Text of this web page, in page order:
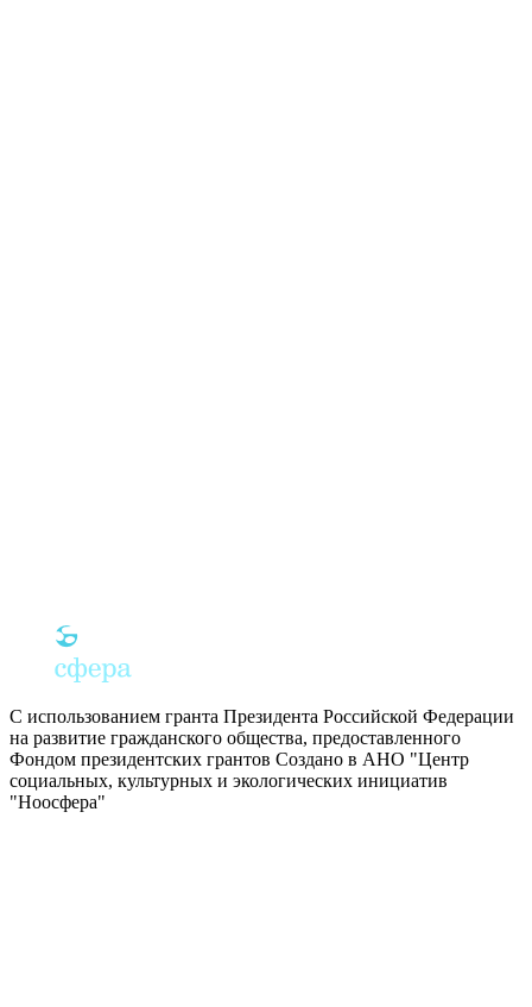
С использованием гранта Президента Российской Федерации
на развитие гражданского общества, предоставленного
Фондом президентских грантов Создано в АНО "Центр
социальных, культурных и экологических инициатив
"Ноосфера"